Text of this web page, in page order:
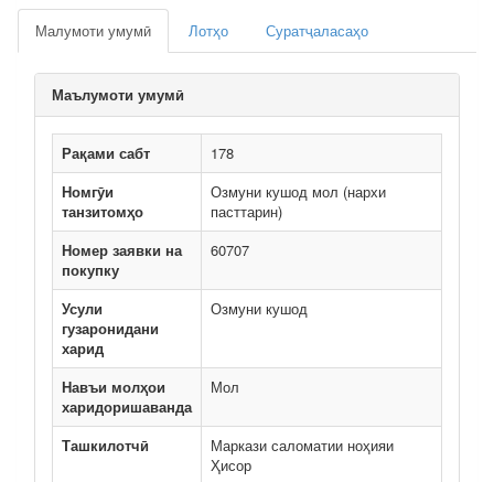
Малумоти умумӣ Лотҳо Суратҷаласаҳо
Маълумоти умумӣ
Рақами сабт
178
Номгӯи
танзитомҳо
Озмуни кушод мол (нархи
пасттарин)
Номер заявки на
покупку
60707
Усули
гузаронидани
харид
Озмуни кушод
Навъи молҳои
харидоришаванда
Мол
Ташкилотчӣ
Маркази саломатии ноҳияи
Ҳисор